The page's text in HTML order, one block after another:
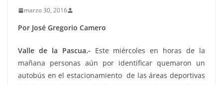
marzo 30, 2016
Por José Gregorio Camero
Valle de la Pascua.- Este miércoles en horas de la
mañana personas aún por identificar quemaron un
autobús en el estacionamiento de las áreas deportivas